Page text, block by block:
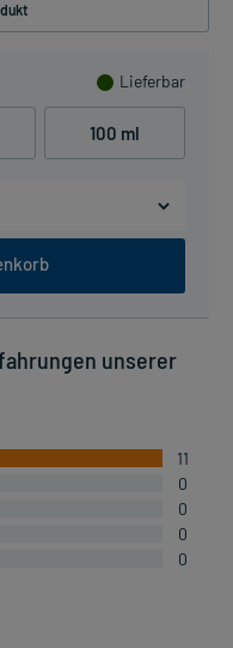
Lieferbar
100 ml
unserer
11
0
0
0
0